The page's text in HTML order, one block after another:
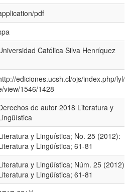
pdf
Católica Silva Henrí­quez
ediciones.ucsh.cl/ojs/index.php/lyl/
view/1546/1428
de autor 2018 Literatura y
y Linguí­stica; No. 25 (2012):
y Lingüística; 61-81
y Lingüística; Núm. 25 (2012):
y Lingüística; 61-81